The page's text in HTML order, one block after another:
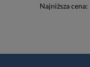
Najniższa cena: